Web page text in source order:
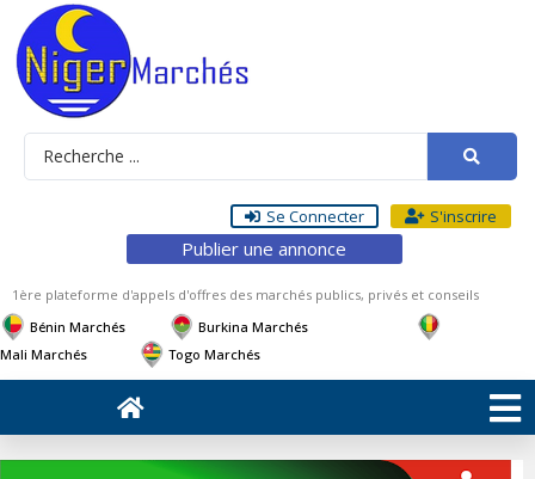
Se Connecter S'inscrire
Publier une annonce
1ère plateforme d'appels d'offres des marchés publics, privés et conseils
Bénin Marchés
Burkina Marchés
Mali Marchés
Togo Marchés